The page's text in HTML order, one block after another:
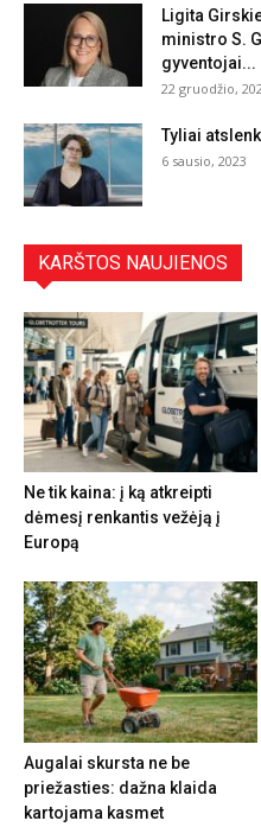
Ligita
ministro S.
gyventojai...
22 gruodžio,
Tyliai
6 sausio, 2023
KARŠTOS NAUJIENOS
Ne tik kaina: į ką atkreipti
dėmesį renkantis vežėją į
Europą
Augalai skursta ne be
priežasties: dažna klaida
kartojama kasmet